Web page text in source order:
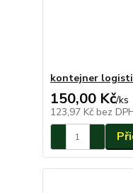
kontejner
150,00 Kč/ks
123,97 Kč bez